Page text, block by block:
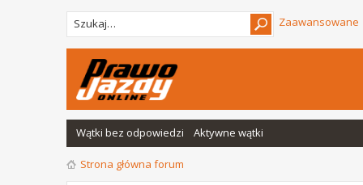
Zaawansowane
Wątki bez odpowiedzi Aktywne wątki
Strona główna forum